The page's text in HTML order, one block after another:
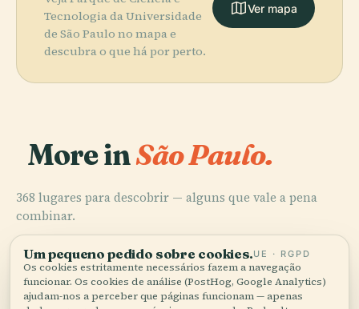
Tecnologia da Universidade
de São Paulo no mapa e
descubra o que há por perto.
Ver mapa
More inSão Paulo.
368 lugares para descobrir — alguns que vale a pena
combinar.
Um pequeno pedido sobre cookies.
funcionar. Os cookies de análise (PostHog, Google Analytics)
ajudam-nos a perceber que páginas funcionam — apenas
Personalizar Rejeitar tudo Aceitar tudo